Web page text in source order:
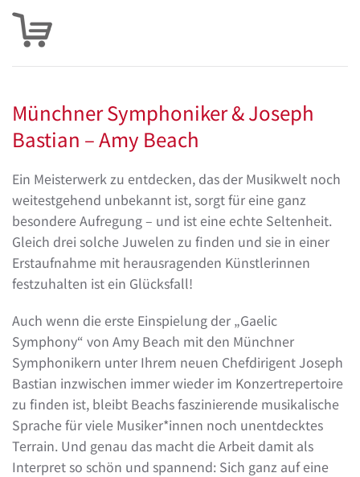
Münchner Symphoniker & Joseph
Bastian – Amy Beach
Ein Meisterwerk zu entdecken, das der Musikwelt noch
weitestgehend unbekannt ist, sorgt für eine ganz
besondere Aufregung – und ist eine echte Seltenheit.
Gleich drei solche Juwelen zu finden und sie in einer
Erstaufnahme mit herausragenden Künstlerinnen
festzuhalten ist ein Glücksfall!
Auch wenn die erste Einspielung der „Gaelic
Symphony“ von Amy Beach mit den Münchner
Symphonikern unter Ihrem neuen Chefdirigent Joseph
Bastian inzwischen immer wieder im Konzertrepertoire
zu finden ist, bleibt Beachs faszinierende musikalische
Sprache für viele Musiker*innen noch unentdecktes
Terrain. Und genau das macht die Arbeit damit als
Interpret so schön und spannend: Sich ganz auf eine